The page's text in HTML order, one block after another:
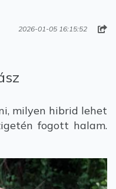
2026-01-05 16:15:52
milyen hibrid lehet
fogott halam.